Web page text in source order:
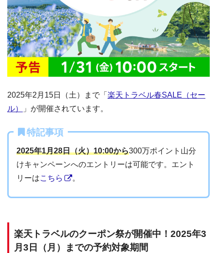
2025年2月15日（土）まで「 楽天トラベル春SALE（セー
ル）
」が開催されています。
特記事項
2025年1月28日（火）10:00から300万ポイント山分
けキャンペーンへのエントリーは可能です。エント
リーはこちら 。
楽天トラベルのクーポン祭が開催中！2025年3
月3日（月）までの予約対象期間